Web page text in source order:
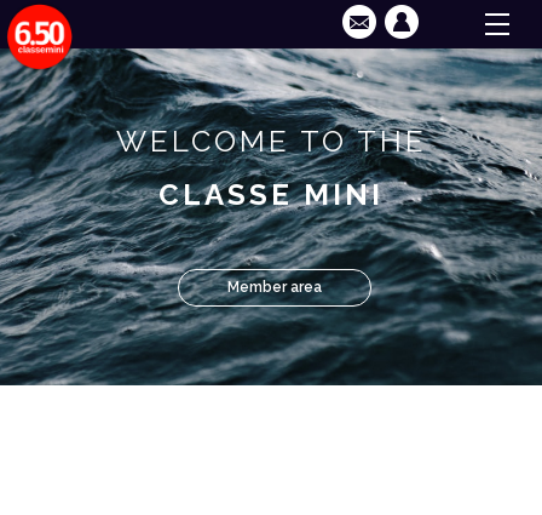
WELCOME TO THE
CLASSE MINI
Member area